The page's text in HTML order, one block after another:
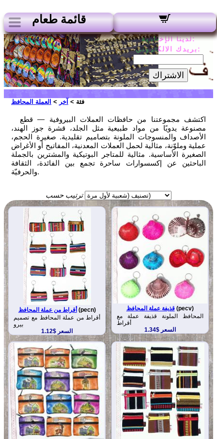
قائمة طعام
لدينا الإخبارية:
بريدك الالكتروني:
الاشتراك
فئة > آخر > العملة المحافظ
اكتشف مجموعتنا من حافظات العملات البيروفية — قطع
مصنوعة يدويًا من مواد طبيعية مثل الجلد، قشرة جوز الهند،
الأصداف والمنسوجات الملونة بتصاميم تقليدية. صغيرة الحجم،
عملية وملوّنة، مثالية لحمل العملات المعدنية، المفاتيح أو الأغراض
الصغيرة الأساسية. مثالية للمتاجر البوتيكية والمشترين بالجملة
الباحثين عن إكسسوارات ساحرة تجمع بين الفائدة، الثقافة
والحرفيّة.
ترتيب حسب
أقراط من عملة المحافظ (pecn)
أقراط من عملة المحافظ مع تصميم
بيرو
السعر $1.12
قذيفة عملة المحافظ(pecv)
المحافظ الملونة قذيفة عملة مع
أقراط
السعر $1.34